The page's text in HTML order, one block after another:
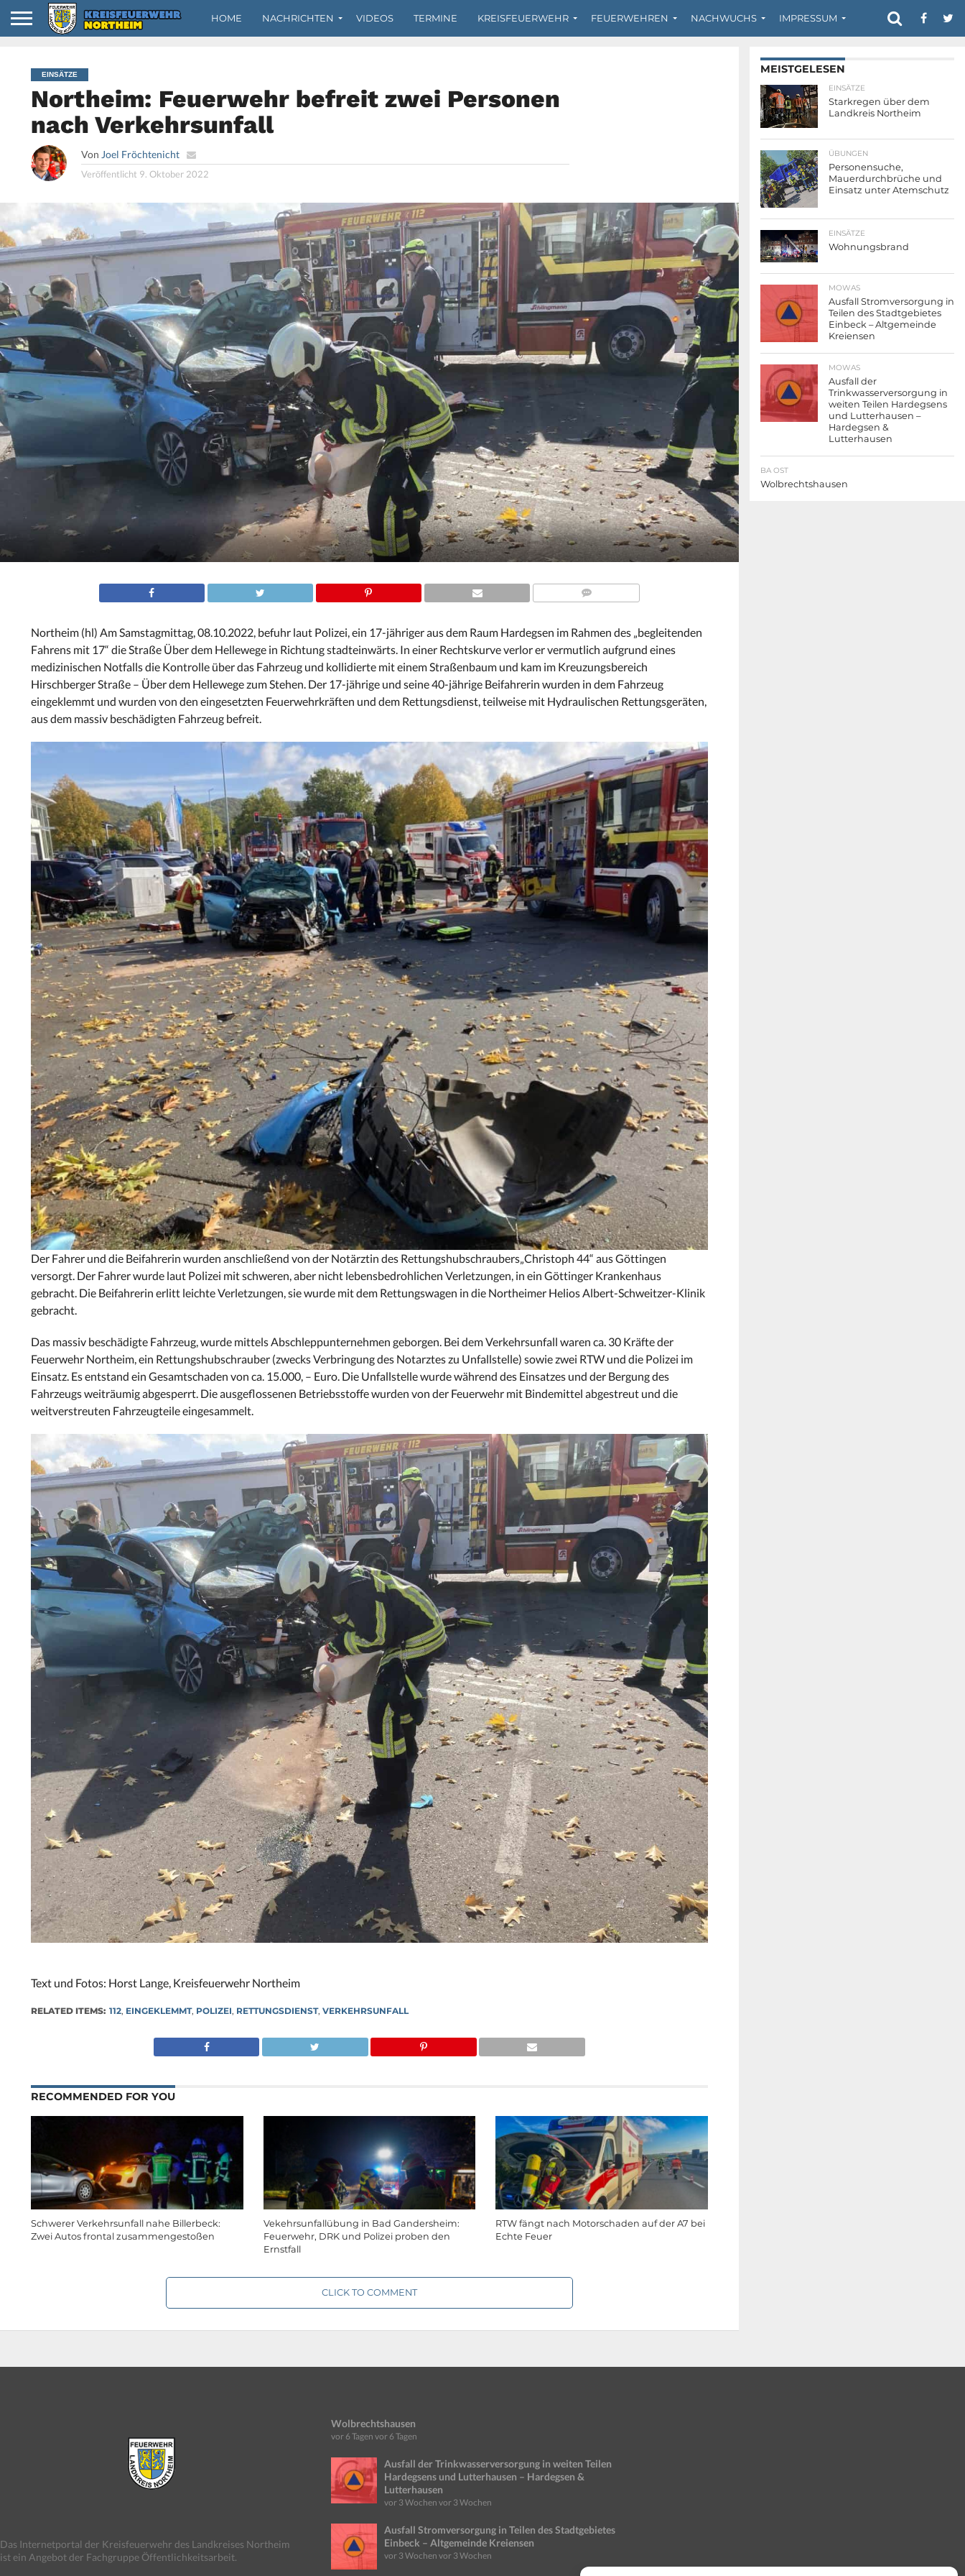
HOME NACHRICHTEN VIDEOS TERMINE KREISFEUERWEHR FEUERWEHREN NACHWUCHS IMPRESSUM
EINSÄTZE
Northeim: Feuerwehr befreit zwei Personen
nach Verkehrsunfall
Von Joel Fröchtenicht
Veröffentlicht 9. Oktober 2022
Northeim (hl) Am Samstagmittag, 08.10.2022, befuhr laut Polizei, ein 17-jähriger aus dem Raum Hardegsen im Rahmen des „begleitenden
Fahrens mit 17“ die Straße Über dem Hellewege in Richtung stadteinwärts. In einer Rechtskurve verlor er vermutlich aufgrund eines
medizinischen Notfalls die Kontrolle über das Fahrzeug und kollidierte mit einem Straßenbaum und kam im Kreuzungsbereich
Hirschberger Straße – Über dem Hellewege zum Stehen. Der 17-jährige und seine 40-jährige Beifahrerin wurden in dem Fahrzeug
eingeklemmt und wurden von den eingesetzten Feuerwehrkräften und dem Rettungsdienst, teilweise mit Hydraulischen Rettungsgeräten,
aus dem massiv beschädigten Fahrzeug befreit.
Der Fahrer und die Beifahrerin wurden anschließend von der Notärztin des Rettungshubschraubers„Christoph 44“ aus Göttingen
versorgt. Der Fahrer wurde laut Polizei mit schweren, aber nicht lebensbedrohlichen Verletzungen, in ein Göttinger Krankenhaus
gebracht. Die Beifahrerin erlitt leichte Verletzungen, sie wurde mit dem Rettungswagen in die Northeimer Helios Albert-Schweitzer-Klinik
gebracht.
Das massiv beschädigte Fahrzeug, wurde mittels Abschleppunternehmen geborgen. Bei dem Verkehrsunfall waren ca. 30 Kräfte der
Feuerwehr Northeim, ein Rettungshubschrauber (zwecks Verbringung des Notarztes zu Unfallstelle) sowie zwei RTW und die Polizei im
Einsatz. Es entstand ein Gesamtschaden von ca. 15.000, – Euro. Die Unfallstelle wurde während des Einsatzes und der Bergung des
Fahrzeugs weiträumig abgesperrt. Die ausgeflossenen Betriebsstoffe wurden von der Feuerwehr mit Bindemittel abgestreut und die
weitverstreuten Fahrzeugteile eingesammelt.
Text und Fotos: Horst Lange, Kreisfeuerwehr Northeim
RELATED ITEMS: 112, EINGEKLEMMT, POLIZEI, RETTUNGSDIENST, VERKEHRSUNFALL
RECOMMENDED FOR YOU
Schwerer Verkehrsunfall nahe Billerbeck:
Zwei Autos frontal zusammengestoßen
Vekehrsunfallübung in Bad Gandersheim:
Feuerwehr, DRK und Polizei proben den
Ernstfall
RTW fängt nach Motorschaden auf der A7 bei
Echte Feuer
CLICK TO COMMENT
MEISTGELESEN
EINSÄTZE
Starkregen über dem
Landkreis Northeim
ÜBUNGEN
Personensuche,
Mauerdurchbrüche und
Einsatz unter Atemschutz
EINSÄTZE
Wohnungsbrand
MOWAS
Ausfall Stromversorgung in
Teilen des Stadtgebietes
Einbeck – Altgemeinde
Kreiensen
MOWAS
Ausfall der
Trinkwasserversorgung in
weiten Teilen Hardegsens
und Lutterhausen –
Hardegsen &
Lutterhausen
BA OST
Wolbrechtshausen
Das Internetportal der Kreisfeuerwehr des Landkreises Northeim
ist ein Angebot der Fachgruppe Öffentlichkeitsarbeit.
Wolbrechtshausen
vor 6 Tagen vor 6 Tagen
Ausfall der Trinkwasserversorgung in weiten Teilen
Hardegsens und Lutterhausen – Hardegsen &
Lutterhausen
vor 3 Wochen vor 3 Wochen
Ausfall Stromversorgung in Teilen des Stadtgebietes
Einbeck – Altgemeinde Kreiensen
vor 3 Wochen vor 3 Wochen